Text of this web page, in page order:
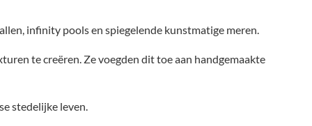
infinity pools en spiegelende kunstmatige meren.
te creëren. Ze voegden dit toe aan handgemaakte
stedelijke leven.